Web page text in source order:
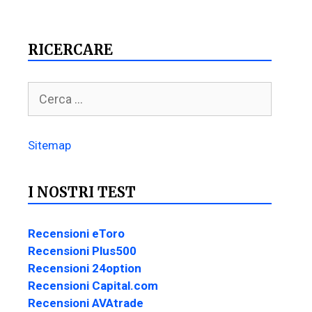
RICERCARE
Sitemap
I NOSTRI TEST
Recensioni eToro
Recensioni Plus500
Recensioni 24option
Recensioni Capital.com
Recensioni AVAtrade